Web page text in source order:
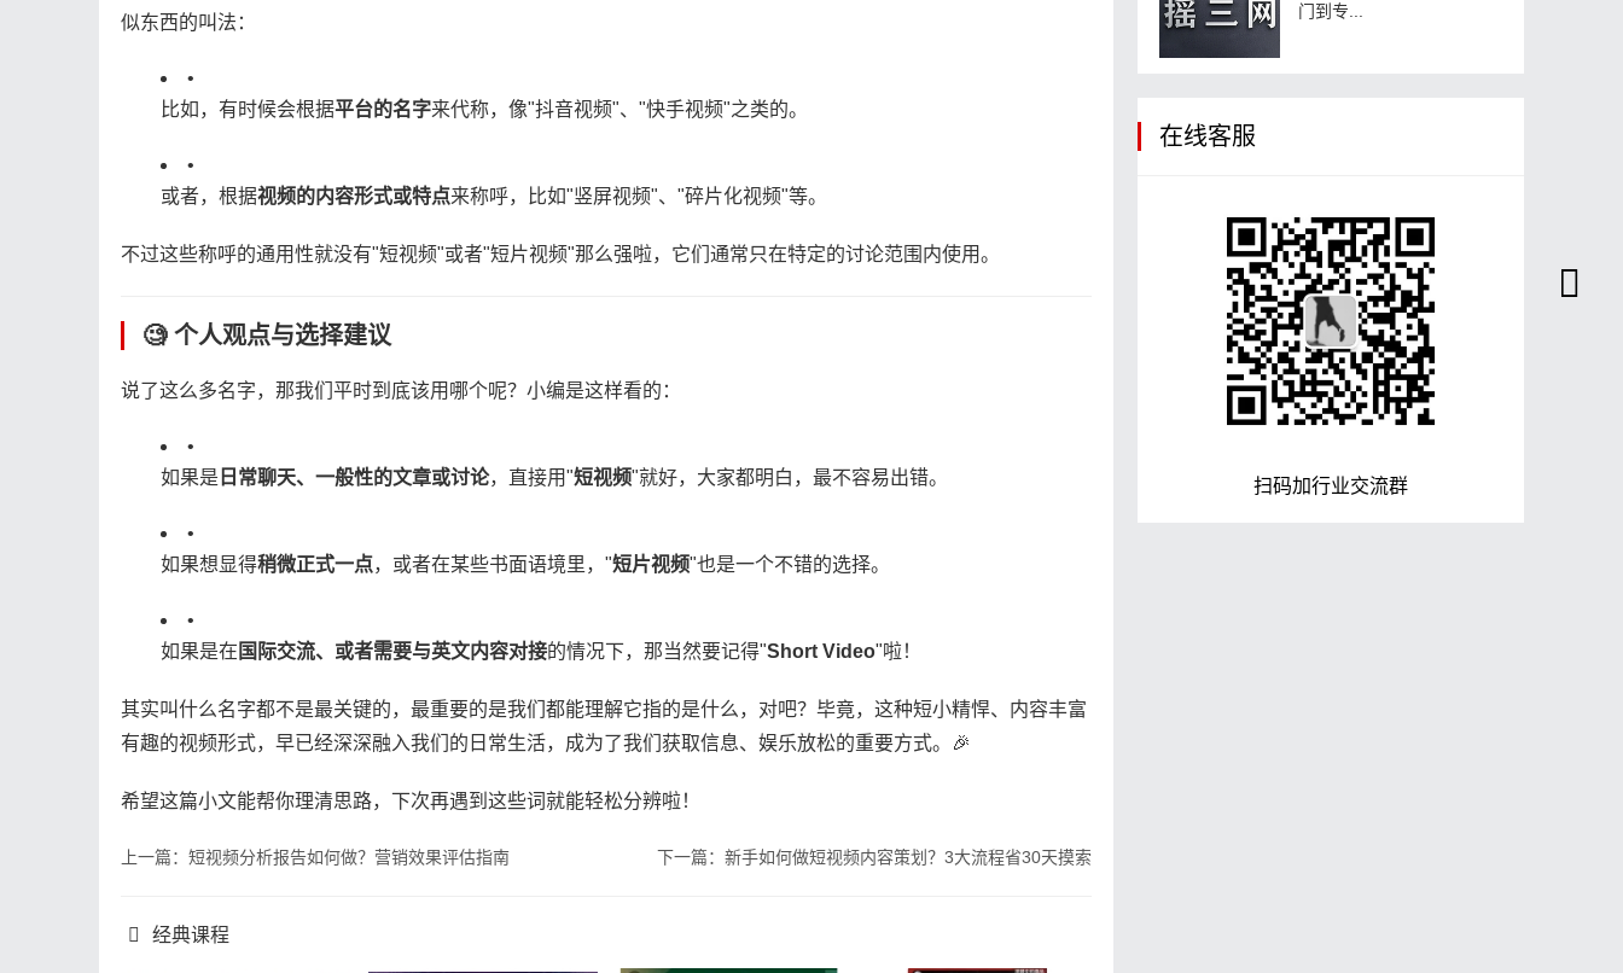
似东西的叫法：
•
比如，有时候会根据​​平台的名字​​来代称，像"抖音视频"、"快手视频"之类的。
•
或者，根据​​视频的内容形式或特点​​来称呼，比如"竖屏视频"、"碎片化视频"等。
不过这些称呼的通用性就没有"短视频"或者"短片视频"那么强啦，它们通常只在特定的讨论范围内使用。
🧐 个人观点与选择建议
说了这么多名字，那我们平时到底该用哪个呢？小编是这样看的：
•
如果是​ ​日常聊天、一般性的文章或讨论​​，直接用"​​短视频​​"就好，大家都明白，最不容易出错。
•
如果想显得​​稍微正式一点​​，或者在某些书面语境里，"​​短片视频​​"也是一个不错的选择。
•
如果是在​ ​国际交流、或者需要与英文内容对接​​的情况下，那当然要记得"​​Short Video​​"啦！
其实叫什么名字都不是最关键的，最重要的是我们都能理解它指的是什么，对吧？毕竟，这种短小精悍、内容丰富
有趣的视频形式，早已经深深融入我们的日常生活，成为了我们获取信息、娱乐放松的重要方式。🎉
希望这篇小文能帮你理清思路，下次再遇到这些词就能轻松分辨啦！
上一篇：短视频分析报告如何做？营销效果评估指南 下一篇：新手如何做短视频内容策划？3大流程省30天摸索
经典课程
门到专...
在线客服
扫码加行业交流群